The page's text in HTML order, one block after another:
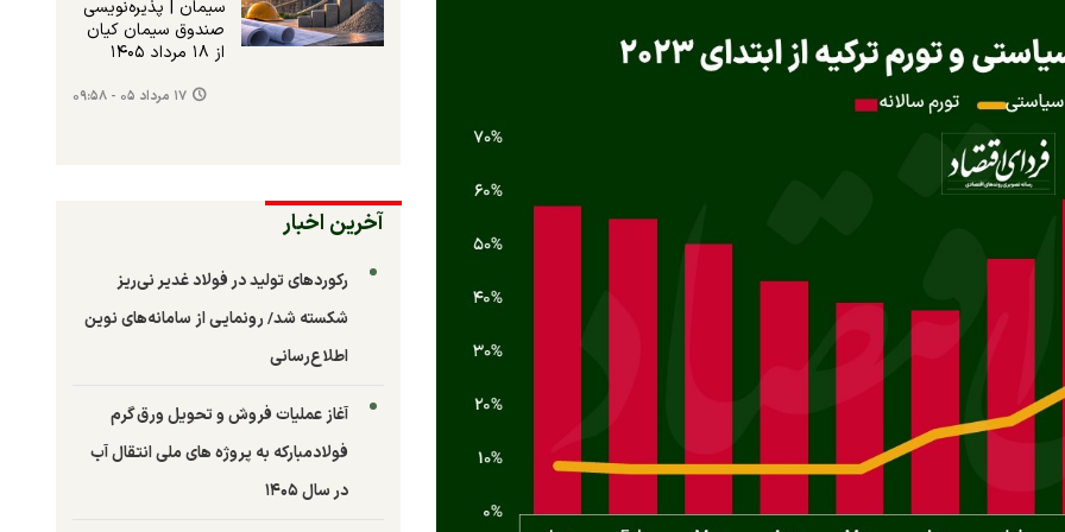
سیمان | پذیره‌نویسی
صندوق سیمان کیان
از ۱۸ مرداد ۱۴۰۵
۱۷ مرداد ۰۵ - ۰۹:۵۸
آخرین اخبار
رکوردهای تولید در فولاد غدیر نی‌ریز
شکسته شد/ رونمایی از سامانه‌های نوین
اطلاع‌رسانی
آغاز عملیات فروش و تحویل ورق گرم
فولادمبارکه به پروژه های ملی انتقال آب
در سال ۱۴۰۵